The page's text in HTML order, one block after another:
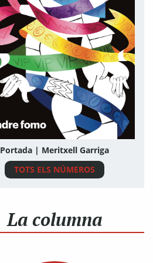
Portada | Meritxell Garriga
TOTS ELS NÚMEROS
La columna